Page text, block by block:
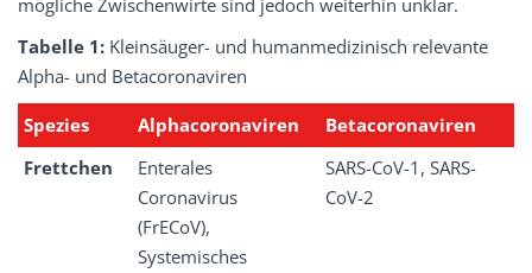
mögliche Zwischenwirte sind jedoch weiterhin unklar.
Tabelle 1: Kleinsäuger- und humanmedizinisch relevante
Alpha- und Betacoronaviren
Spezies Alphacoronaviren
Betacoronaviren
Frettchen
Enterales
Coronavirus
(FrECoV),
Systemisches
SARS-CoV-1, SARS-
CoV-2